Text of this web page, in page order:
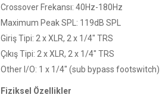
Crossover Frekansı: 40Hz-180Hz
Maximum Peak SPL: 119dB SPL
Giriş Tipi: 2 x XLR, 2 x 1/4" TRS
Çıkış Tipi: 2 x XLR, 2 x 1/4" TRS
Other I/O: 1 x 1/4" (sub bypass footswitch)
Fiziksel Özellikler